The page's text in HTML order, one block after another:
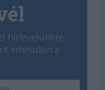
hírlevelünkre,
értesüljön a